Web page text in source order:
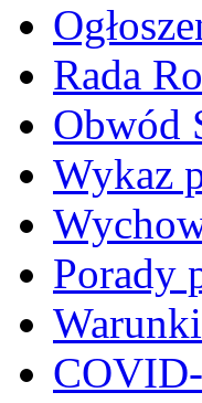
Rada
Obwód
Wykaz
Porady